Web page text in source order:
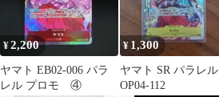
¥2,200
ヤマト EB02-006 パラ
レル プロモ ④
¥ 1,300
ヤマト SR パラレル
OP04-112